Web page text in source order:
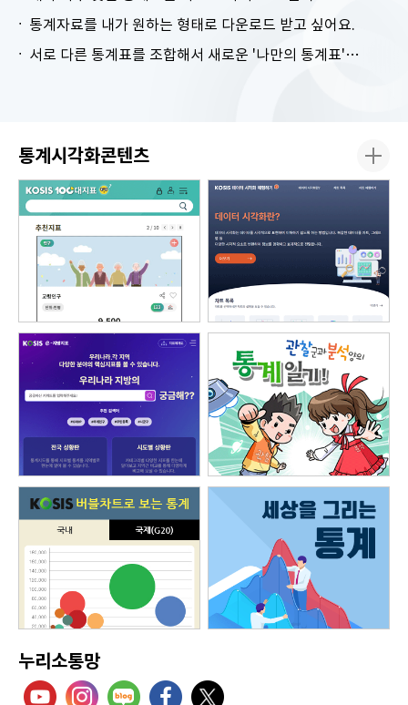
통계자료를 내가 원하는 형태로 다운로드 받고 싶어요.
서로 다른 통계표를 조합해서 새로운 '나만의 통계표'를 만들고 싶어요.
통계시각화콘텐츠
누리소통망